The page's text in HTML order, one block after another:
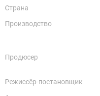
Страна
Производство
Продюсер
Режиссёр-постановщик